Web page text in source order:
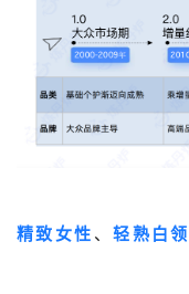
精致女性 、轻熟白领